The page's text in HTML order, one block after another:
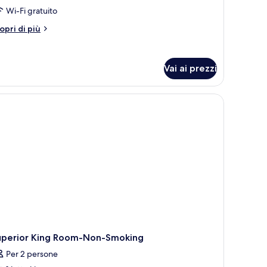
Wi-Fi gratuito
di più
Vai ai prezzi
oscuranti, Wi-Fi gratuito
King Room-Non-Smoking
Per 2 persone